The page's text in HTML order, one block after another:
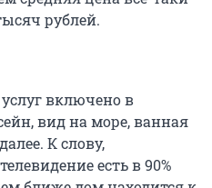
рублей.
включено в
вид на море, ванная
К слову,
есть в 90%